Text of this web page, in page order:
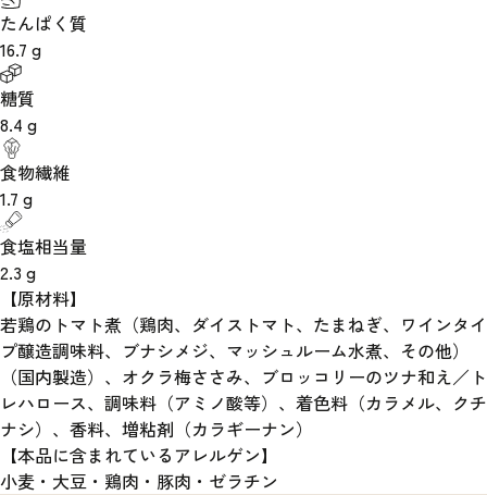
たんぱく質
16.7 g
糖質
8.4 g
食物繊維
1.7 g
食塩相当量
2.3 g
【原材料】
若鶏のトマト煮（鶏肉、ダイストマト、たまねぎ、ワインタイ
プ醸造調味料、ブナシメジ、マッシュルーム水煮、その他）
（国内製造）、オクラ梅ささみ、ブロッコリーのツナ和え／ト
レハロース、調味料（アミノ酸等）、着色料（カラメル、クチ
ナシ）、香料、増粘剤（カラギーナン）
【本品に含まれているアレルゲン】
小麦・大豆・鶏肉・豚肉・ゼラチン